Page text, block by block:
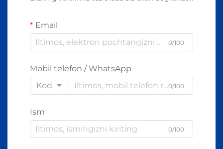
Email
0/100
Mobil telefon / WhatsApp
Kod
0/100
Ism
0/100